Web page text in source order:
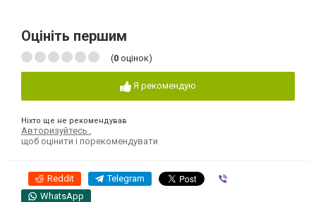
Оцініть першим
(0 оцінок)
Я рекомендую
Ніхто ще не рекомендував
Авторизуйтесь
щоб оцінити і порекомендувати
Reddit Telegram
WhatsApp